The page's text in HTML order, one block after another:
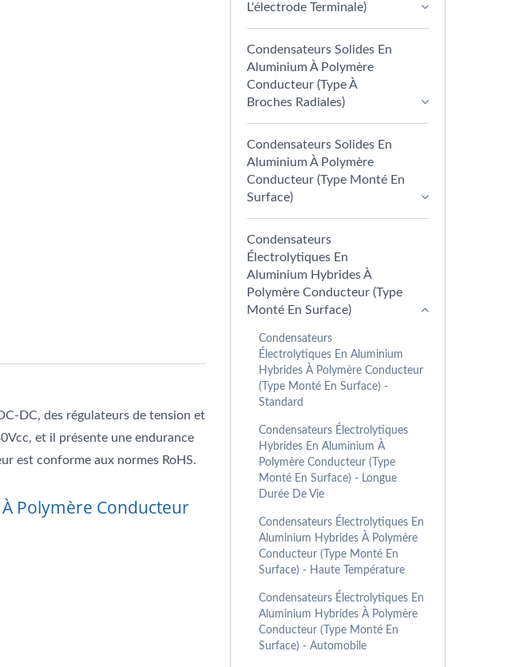
DC, des régulateurs de tension et
et il présente une endurance
est conforme aux normes RoHS.
Polymère Conducteur
L'électrode Terminale)
Condensateurs Solides En
Aluminium À Polymère
Conducteur (type À
Broches Radiales)
Condensateurs Solides En
Aluminium À Polymère
Conducteur (type Monté En
Surface)
Condensateurs
Électrolytiques En
Aluminium Hybrides À
Polymère Conducteur (type
Monté En Surface)
Condensateurs
Électrolytiques En Aluminium
Hybrides À Polymère Conducteur
(type Monté En Surface) -
Standard
Condensateurs Électrolytiques
Hybrides En Aluminium À
Polymère Conducteur (type
Monté En Surface) - Longue
Durée De Vie
Condensateurs Électrolytiques En
Aluminium Hybrides À Polymère
Conducteur (type Monté En
Surface) - Haute Température
Condensateurs Électrolytiques En
Aluminium Hybrides À Polymère
Conducteur (type Monté En
Surface) - Automobile